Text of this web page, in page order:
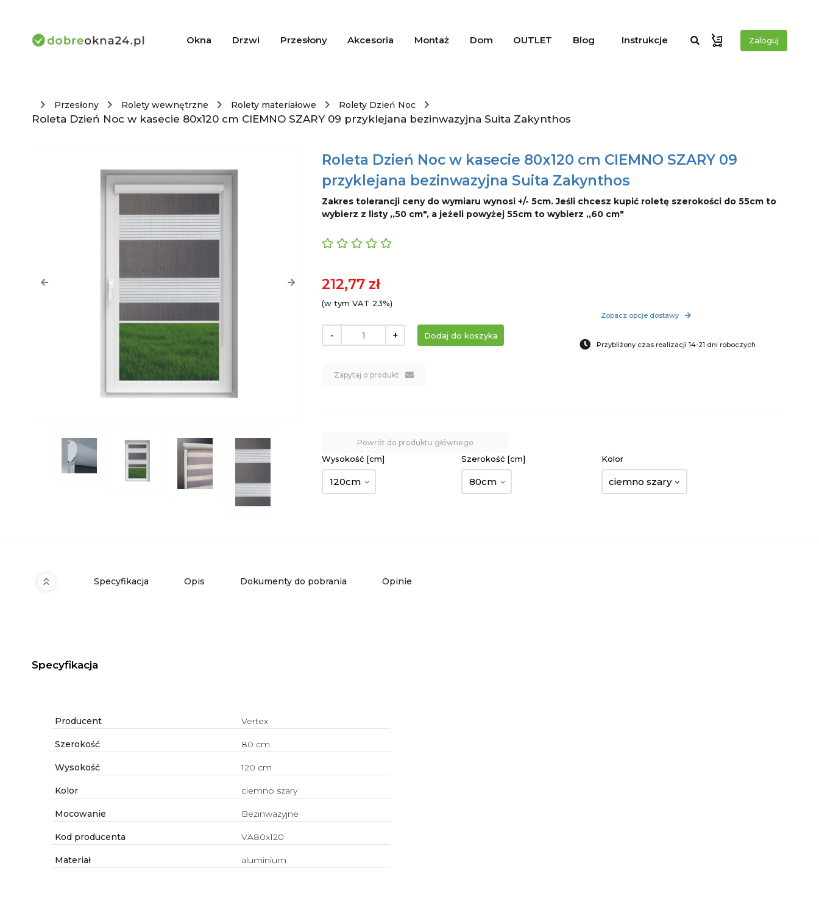
Okna Drzwi Przesłony Akcesoria Montaż Dom OUTLET Blog Instrukcje Zaloguj
Przesłony Rolety wewnętrzne Rolety materiałowe Rolety Dzień Noc
Roleta Dzień Noc w kasecie 80x120 cm CIEMNO SZARY 09 przyklejana bezinwazyjna Suita Zakynthos
Roleta Dzień Noc w kasecie 80x120 cm CIEMNO SZARY 09
przyklejana bezinwazyjna Suita Zakynthos
Zakres tolerancji ceny do wymiaru wynosi +/- 5cm. Jeśli chcesz kupić roletę szerokości do 55cm to
wybierz z listy ,,50 cm", a jeżeli powyżej 55cm to wybierz ,,60 cm"
212,77 zł
(w tym VAT 23%)
- +
Zapytaj o produkt
Zobacz opcje dostawy
Przybliżony czas realizacji 14-21 dni roboczych
Powrót do produktu głównego
Wysokość [cm]
120cm
Szerokość [cm]
80cm
Kolor
ciemno szary
Specyfikacja Opis Dokumenty do pobrania Opinie
Specyfikacja
Producent Vertex
Szerokość 80 cm
Wysokość 120 cm
Kolor ciemno szary
Mocowanie Bezinwazyjne
Kod producenta VA80x120
Materiał aluminium